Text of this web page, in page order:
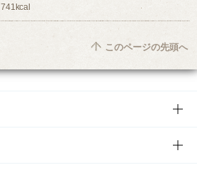
741kcal
このページの先頭へ